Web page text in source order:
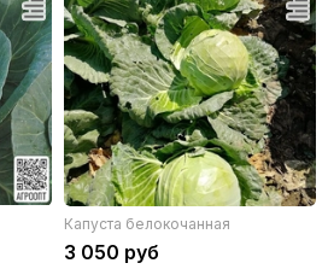
Капуста белокочанная
3 050 руб